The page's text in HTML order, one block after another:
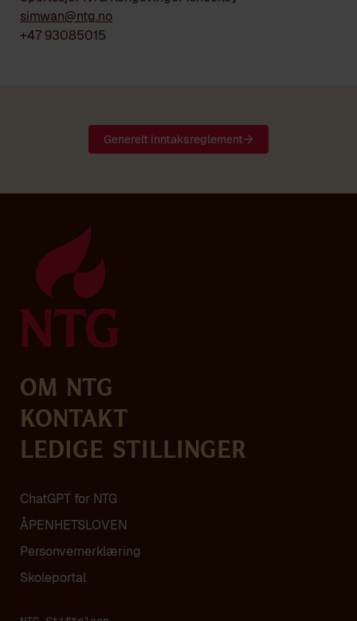
simwan@ntg.no
+47 93085015
Generelt inntaksreglement
Om NTG
Kontakt
Ledige stillinger
ChatGPT for NTG
ÅPENHETSLOVEN
Personvern­erklæring
Skoleportal